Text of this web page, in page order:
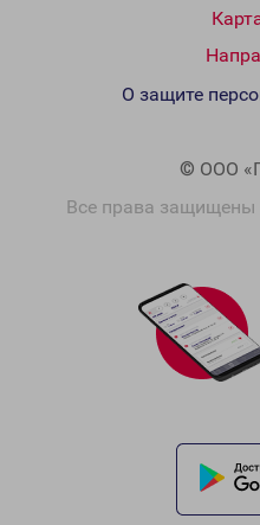
© ООО
Все права защищены
О защите